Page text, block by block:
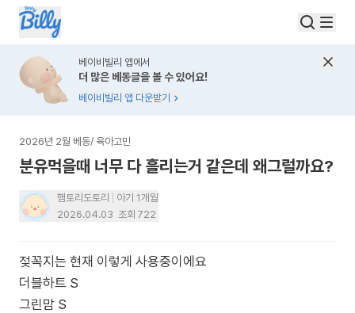
베이비빌리 앱에서
더 많은 베동글을 볼 수 있어요!
베이비빌리 앱 다운받기
2026년 2월 베동/ 육아고민
분유먹을때 너무 다 흘리는거 같은데 왜그럴까요?
햄토리도토리
아기 1개월
2026.04.03 조회 722
젖꼭지는 현재 이렇게 사용중이에요
더블하트 S
그린맘 S